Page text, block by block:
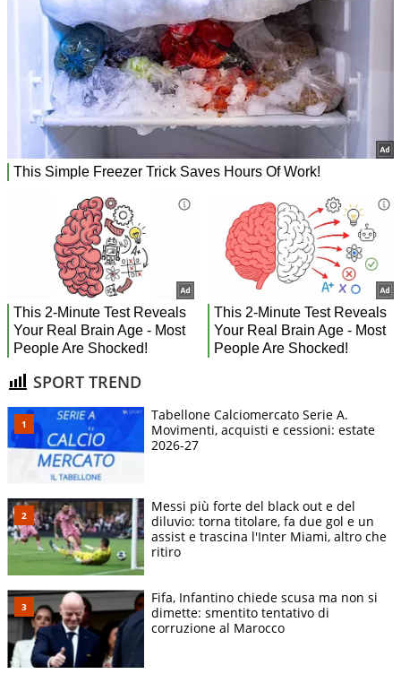
SPORT TREND
Tabellone Calciomercato Serie A.
Movimenti, acquisti e cessioni: estate
2026-27
Messi più forte del black out e del
diluvio: torna titolare, fa due gol e un
assist e trascina l'Inter Miami, altro che
ritiro
Fifa, Infantino chiede scusa ma non si
dimette: smentito tentativo di
corruzione al Marocco